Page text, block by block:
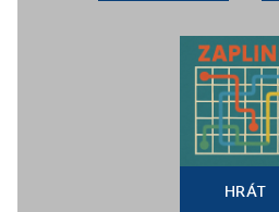
HRÁT